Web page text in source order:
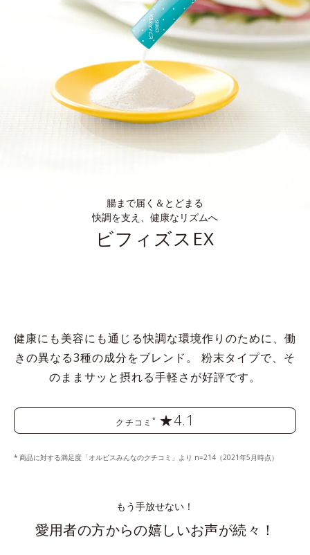
腸まで届く＆とどまる
快調を支え、健康なリズムへ
ビフィズスEX
健康にも美容にも通じる快調な環境作りのために、働
きの異なる3種の成分をブレンド。
粉末タイプで、そ
のままサッと摂れる手軽さが好評です。
クチコミ* ★4.1
商品に対する満足度「オルビスみんなのクチコミ」より n=214（2021年5月時点）
もう手放せない！
愛用者の方からの嬉しいお声が続々！